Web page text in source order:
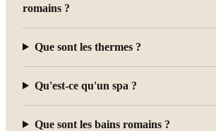
romains ?
Que sont les thermes ?
Qu'est-ce qu'un spa ?
Que sont les bains romains ?